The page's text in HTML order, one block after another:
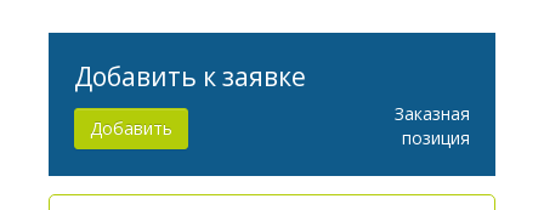
Добавить к заявке
Добавить
Заказная
позиция